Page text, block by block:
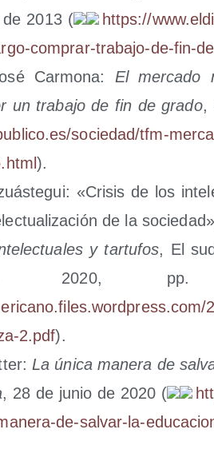
2013 (
https://​
​c​o​m​p​r​a​r​-​t​r​a​b​a​j​o​-​d​e​-​f​i​n​-​
Car­mo­na: El mer­ca­do
un tra­ba­jo de fin de gra­do,
​s​o​c​i​e​d​a​d​/​t​f​m​-​
).
«Cri­sis de los
de la
y tar­tu­fos, El
2020, pp.
).
La úni­ca mane­ra de
, 28 de junio de 2020 (
​d​e​-​s​a​l​v​a​r​-​l​a​-​